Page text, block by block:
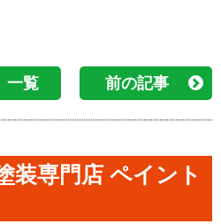
一覧 前の記事
装専門店 ペイント